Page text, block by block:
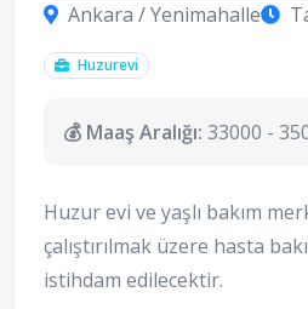
Ankara / Yenimahalle
Huzurevi
💰 Maaş Aralığı: 33000 -
Huzur evi ve yaşlı bakım
çalıştırılmak üzere hasta
istihdam edilecektir.